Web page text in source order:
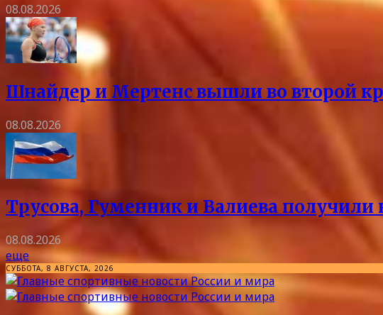
08.08.2026
Шнайдер и Мертенс вышли во второй
08.08.2026
Трусова, Гуменник и Валиева получили
08.08.2026
еще
СУББОТА, 8 АВГУСТА, 2026